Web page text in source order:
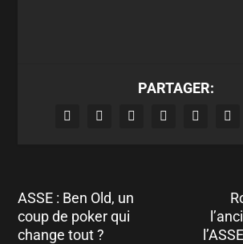
PARTAGER:
ASSE : Ben Old, un
coup de poker qui
change tout ?